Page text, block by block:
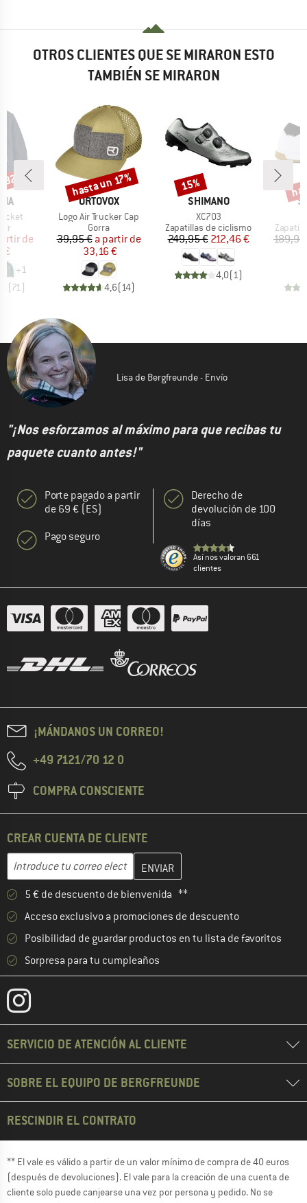
OTROS CLIENTES QUE SE MIRARON ESTO
TAMBIÉN SE MIRARON
reducido
de
€
+1
(71)
MARCA
ORTOVOX
Artículo
Logo Air Trucker Cap
Product group
Gorra
Precio
39,95 € Precio reducido
a partir de
33,16 €
4,6( 14)
Descuento
hasta un 17%
MARCA
SHIMANO
Artículo
XC703
Product group
Zapatillas de ciclismo
Precio
249,95 €Precio reducido
212,46 €
4,0( 1)
Descuento
15%
Lisa de Bergfreunde - Envío
"¡Nos esforzamos al máximo para que recibas tu
paquete cuanto antes!"
Porte pagado a partir
de 69 € (ES)
Pago seguro
Derecho de
devolución de 100
días
Así nos valoran 661
clientes
¡MÁNDANOS UN CORREO!
+49 7121/70 12 0
COMPRA CONSCIENTE
CREAR CUENTA DE CLIENTE
Dirección de correo electrónico
Introduce aquí tu dirección de correo electrónico y crea tu
5 € de descuento de bienvenida **
Acceso exclusivo a promociones de descuento
Posibilidad de guardar productos en tu lista de favoritos
Sorpresa para tu cumpleaños
SERVICIO DE ATENCIÓN AL CLIENTE
SOBRE EL EQUIPO DE BERGFREUNDE
RESCINDIR EL CONTRATO
** El vale es válido a partir de un valor mínimo de compra de 40 euros
(después de devoluciones). El vale para la creación de una cuenta de
cliente solo puede canjearse una vez por persona y pedido. No se